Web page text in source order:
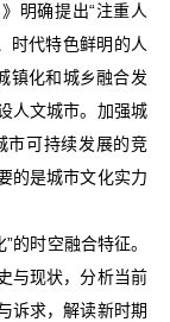
明确提出“注重人
时代特色鲜明的人
镇化和城乡融合发
人文城市。加强城
市可持续发展的竞
的是城市文化实力
的时空融合特征。
与现状，分析当前
诉求，解读新时期